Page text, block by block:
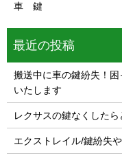
車 鍵
最近の投稿
搬送中に車の鍵紛失！
いたします
レクサスの鍵なくした
エクストレイル/鍵紛失